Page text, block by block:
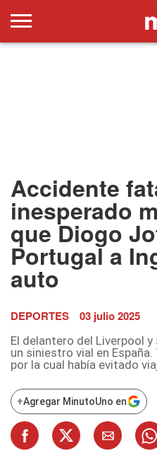
Accidente
inesperado
que Diogo
Portugal a
auto
DEPORTES 03 julio 2025
El delantero del Liverpool
un siniestro vial en
por la cual había evitado
+Agregar MinutoUno en